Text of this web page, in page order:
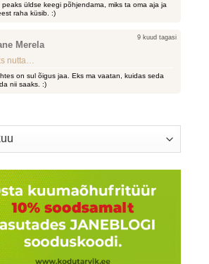
peaks üldse keegi põhjendama, miks ta oma aja ja
raha küsib. :)
Merela
9 kuud tagasi
nutta…
on sul õigus jaa. Eks ma vaatan, kuidas seda
nii saaks. :)